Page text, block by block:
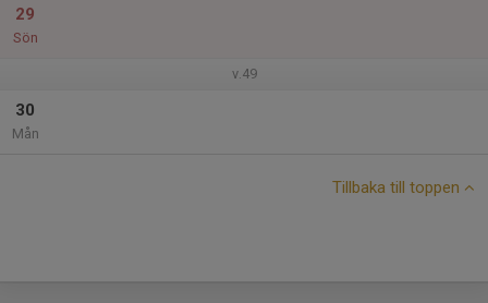
29
Sön
v.49
30
Mån
Tillbaka till toppen